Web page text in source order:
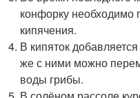
конфорку необходимо
кипячения.
В кипяток
же с ними можно
воды грибы.